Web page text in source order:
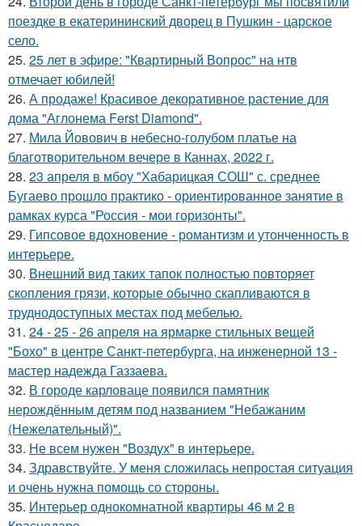
поездке в екатерининский дворец в Пушкин - царское
село.
25. 25 лет в эфире: "Квартирный Вопрос" на нтв
отмечает юбилей!
26. А продаже! Красивое декоративное растение для
дома "Аглонема Ferst Diamond".
27. Мила Йовович в небесно-голубом платье на
благотворительном вечере в Каннах, 2022 г.
28. 23 апреля в мбоу "Хабарицкая СОШ" с. среднее
Бугаево прошло практико - ориентированное занятие в
рамках курса "Россия - мои горизонты".
29. Гипсовое вдохновение - романтизм и утонченность в
интерьере.
30. Внешний вид таких тапок полностью повторяет
скопления грязи, которые обычно скапливаются в
труднодоступных местах под мебелью.
31. 24 - 25 - 26 апреля на ярмарке стильных вещей
"Бохо" в центре Санкт-петербурга, на инженерной 13 -
мастер надежда Газзаева.
32. В городе карловаце появился памятник
нерождённым детям под названием "Небажаним
(Нежелательный)".
33. Не всем нужен "Воздух" в интерьере.
34. Здравствуйте. У меня сложилась непростая ситуация
и очень нужна помощь со стороны.
35. Интерьер однокомнатной квартиры 46 м 2 в